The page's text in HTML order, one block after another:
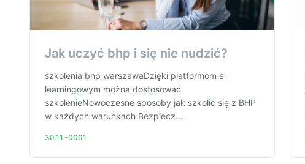
Jak uczyć bhp i się nie nudzić?
szkolenia bhp warszawaDzięki platformom e-
learningowym można dostosować
szkolenieNowoczesne sposoby jak szkolić się z BHP
w każdych warunkach Bezpiecz...
30.11.-0001